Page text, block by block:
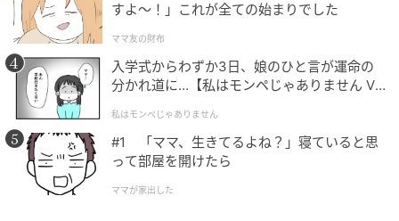
すよ〜！」これが全ての始まりでした
ママ友の財布
入学式からわずか3日、娘のひと言が運命の
分かれ道に…【私はモンペじゃありません Vo
私はモンペじゃありません
#1 「ママ、生きてるよね？」寝ていると思
って部屋を開けたら
ママが家出した